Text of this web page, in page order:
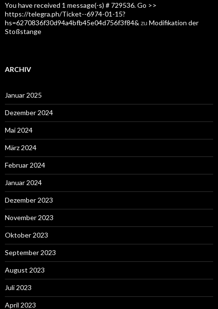
You have received 1 message(-s) # 729536. Go >>
https://telegra.ph/Ticket--6974-01-15?
hs=6270836f30d94a4bfb45e04d756f3f84& zu Modifikation der
Stoßstange
ARCHIV
Januar 2025
Dezember 2024
Mai 2024
März 2024
Februar 2024
Januar 2024
Dezember 2023
November 2023
Oktober 2023
September 2023
August 2023
Juli 2023
April 2023